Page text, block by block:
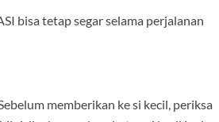
bisa tetap segar selama perjalanan
memberikan ke si kecil, periksa